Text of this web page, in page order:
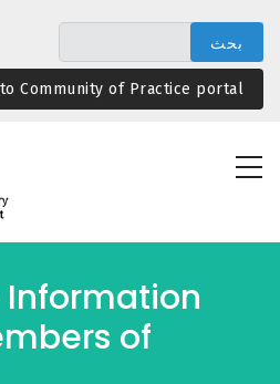
المحتوى
الرئيسيCommunity of Practice portal
of